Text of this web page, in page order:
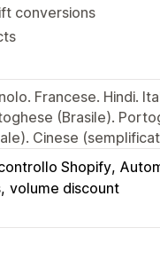
conversions
Francese. Hindi.
(Brasile).
Cinese
Shopify
volume discount